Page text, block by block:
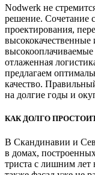
Nodwerk не
решение. Сочетание
проектирования,
отлаженная
предлагаем
качество.
на долгие годы и
КАК ДОЛГО
В Скандинавии и
в домах,
триста с лишним